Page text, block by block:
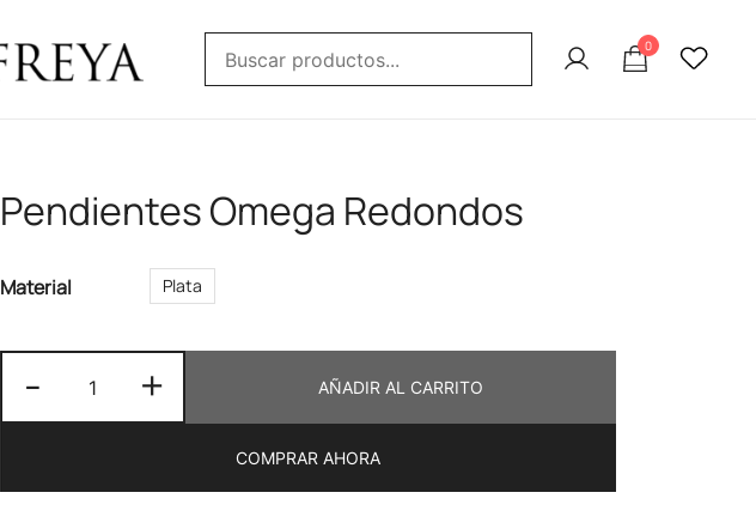
Buscar: 0
Pendientes Omega Redondos
Material Plata
-
Omega
Redondos
+ AÑADIR AL CARRITO
COMPRAR AHORA